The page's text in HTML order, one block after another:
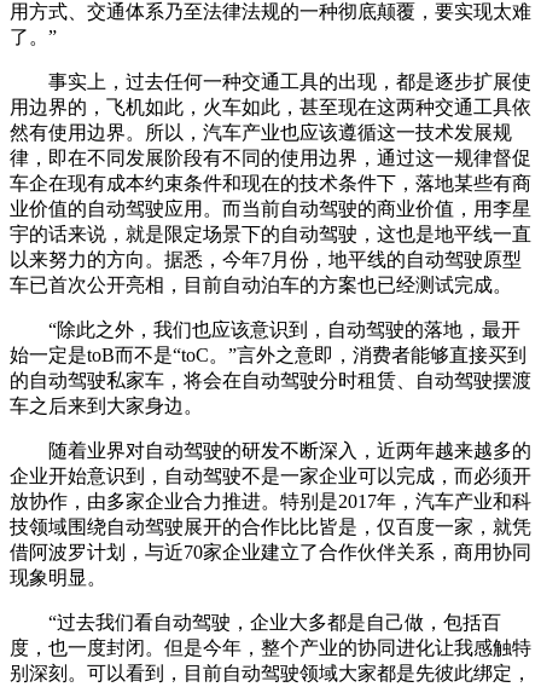
用方式、交通体系乃至法律法规的一种彻底颠覆，要实现太难
了。”
事实上，过去任何一种交通工具的出现，都是逐步扩展使
用边界的，飞机如此，火车如此，甚至现在这两种交通工具依
然有使用边界。所以，汽车产业也应该遵循这一技术发展规
律，即在不同发展阶段有不同的使用边界，通过这一规律督促
车企在现有成本约束条件和现在的技术条件下，落地某些有商
业价值的自动驾驶应用。而当前自动驾驶的商业价值，用李星
宇的话来说，就是限定场景下的自动驾驶，这也是地平线一直
以来努力的方向。据悉，今年7月份，地平线的自动驾驶原型
车已首次公开亮相，目前自动泊车的方案也已经测试完成。
“除此之外，我们也应该意识到，自动驾驶的落地，最开
始一定是toB而不是“toC。”言外之意即，消费者能够直接买到
的自动驾驶私家车，将会在自动驾驶分时租赁、自动驾驶摆渡
车之后来到大家身边。
随着业界对自动驾驶的研发不断深入，近两年越来越多的
企业开始意识到，自动驾驶不是一家企业可以完成，而必须开
放协作，由多家企业合力推进。特别是2017年，汽车产业和科
技领域围绕自动驾驶展开的合作比比皆是，仅百度一家，就凭
借阿波罗计划，与近70家企业建立了合作伙伴关系，商用协同
现象明显。
“过去我们看自动驾驶，企业大多都是自己做，包括百
度，也一度封闭。但是今年，整个产业的协同进化让我感触特
别深刻。可以看到，目前自动驾驶领域大家都是先彼此绑定，